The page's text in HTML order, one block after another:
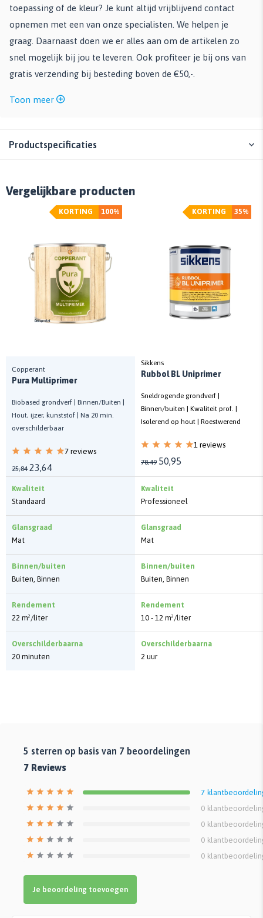
toepassing of de kleur? Je kunt altijd vrijblijvend contact
opnemen met een van onze specialisten. We helpen je
graag. Daarnaast doen we er alles aan om de artikelen zo
snel mogelijk bij jou te leveren. Ook profiteer je bij ons van
gratis verzending bij besteding boven de €50,-.
Toon meer
Productspecificaties
Vergelijkbare producten
100%
KORTING
Copperant
Pura Multiprimer
Biobased grondverf | Binnen/Buiten |
Hout, ijzer, kunststof | Na 20 min.
overschilderbaar
7 reviews
25,84 23,64
Kwaliteit
Standaard
Glansgraad
Mat
Binnen/buiten
Buiten, Binnen
Rendement
22 m²/liter
Overschilderbaarna
20 minuten
35%
KORTING
Sikkens
Rubbol BL Uniprimer
Sneldrogende grondverf |
Binnen/buiten | Kwaliteit prof. |
Isolerend op hout | Roestwerend
1 reviews
78,49 50,95
Kwaliteit
Professioneel
Glansgraad
Mat
Binnen/buiten
Buiten, Binnen
Rendement
10 - 12 m²/liter
Overschilderbaarna
2 uur
5 sterren op basis van 7 beoordelingen
7 Reviews
7
0
0
0
0
Je beoordeling toevoegen